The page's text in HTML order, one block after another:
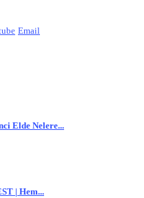
Email
Elde Nelere...
| Hem...